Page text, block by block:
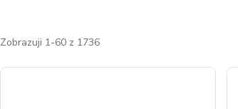
Zobrazuji 1-60 z 1736